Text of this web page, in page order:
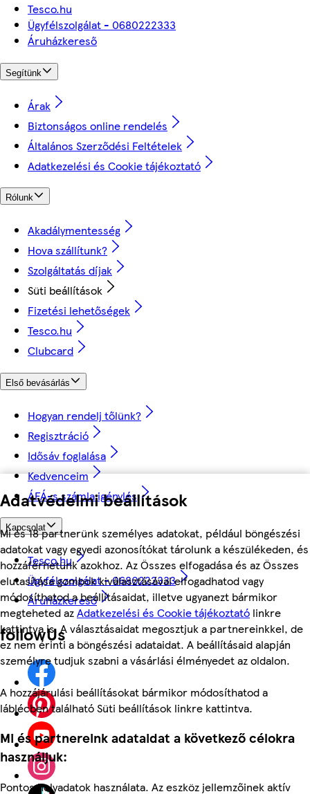
Adatvédelmi beállítások
Mi és 18 partnerünk személyes adatokat, például böngészési
adatokat vagy egyedi azonosítókat tárolunk a készülékeden, és
hozzáférhetünk azokhoz. Az Összes elfogadása és az Összes
elutasítása gombok kiválasztásával elfogadhatod vagy
módosíthatod a beállításaidat, illetve ugyanezt bármikor
megteheted azAdatkezelési és Cookie tájékoztató linkre
kattintva is. A választásaidat megosztjuk a partnereinkkel, de
ez nem érinti a böngészési adataidat. A beállításaid alapján
személyre tudjuk szabni a vásárlási élményedet az oldalon.
A hozzájárulási beállításokat bármikor módosíthatod a
láblécben található Süti beállítások linkre kattintva.
Mi és partnereink adataidat a következő célokra
használjuk:
Pontos helyadatok használata. Az eszköz jellemzőinek aktív
Tesco.hu
Ügyfélszolgálat - 0680222333
Áruházkereső
Segítünk
Árak
Biztonságos online rendelés
Általános Szerződési Feltételek
Adatkezelési és Cookie tájékoztató
Rólunk
Akadálymentesség
Hova szállítunk?
Szolgáltatás díjak
Süti beállítások
Fizetési lehetőségek
Tesco.hu
Clubcard
Első bevásárlás
Hogyan rendelj tőlünk?
Regisztráció
Idősáv foglalása
Kedvenceim
ÁFÁ-s számla igénylés
Kapcsolat
Tesco.hu
Ügyfélszolgálat - 0680222333
Áruházkereső
followUs